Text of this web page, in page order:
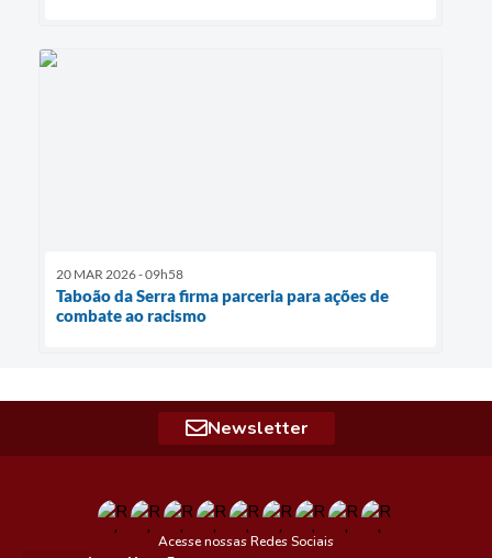
20 MAR 2026 - 09h58
Taboão da Serra firma parceria para ações de
combate ao racismo
Newsletter
Acesse nossas Redes Sociais